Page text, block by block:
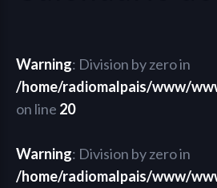
Warning: Division by zero in
/home/radiomalpais/www/
on line 20
Warning: Division by zero in
/home/radiomalpais/www/